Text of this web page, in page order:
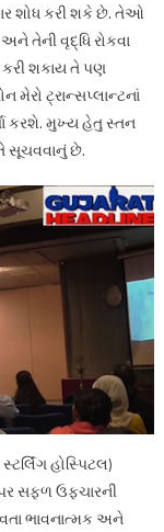
શોધ કરી શકે છે. તેઓ
તેની વૃદ્ધિ રોકવા
શકાય તે પણ
ટ્રાન્સપ્લાન્ટનાં
કરશે. મુખ્ય હેતુ સ્તન
સૂચવવાનું છે.
હોસ્પિટલ)
સફળ ઉફચારની
ભાવનાત્મક અને